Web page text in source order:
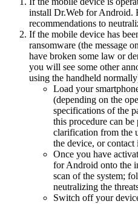
install Dr.Web for Android.
recommendations to
If the mobile device has
ransomware (the message
have broken some law or
you will see some other
using the handheld
Load your
(depending on the
specifications of the
this procedure can
clarification from the
the device, or contact
Once you have
for Android onto the
scan of the system;
neutralizing the
Switch off your